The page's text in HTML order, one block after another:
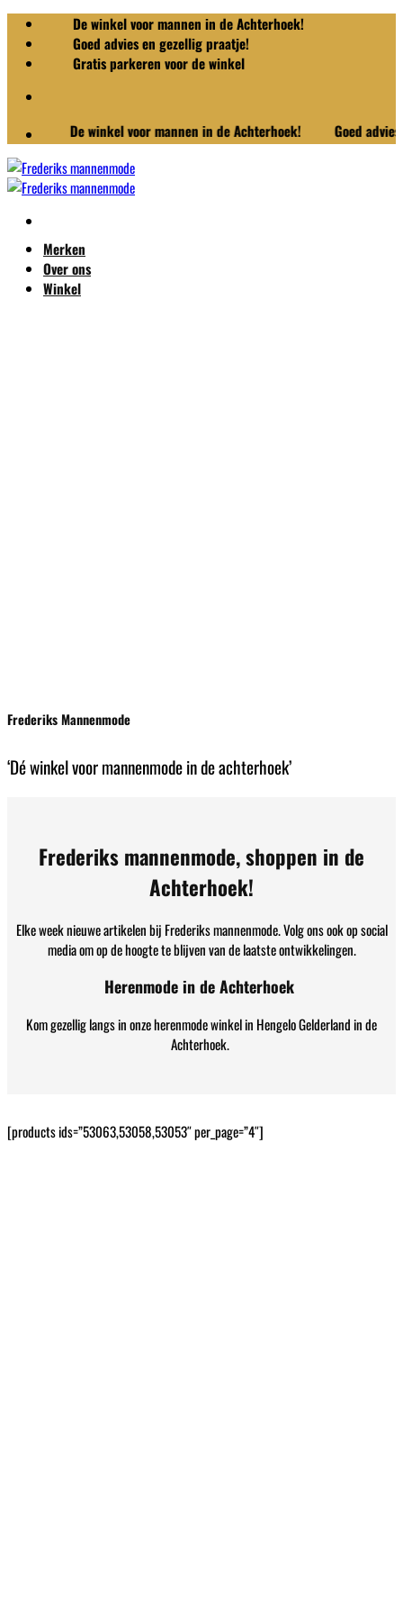
naar
inhoud
De winkel voor mannen in de Achterhoek!
Goed advies en gezellig praatje!
Gratis parkeren voor de winkel
De winkel voor mannen in de Achterhoek! Goed advies
Merken
Over ons
Winkel
Frederiks Mannenmode
‘Dé winkel voor mannenmode in de achterhoek’
Frederiks mannenmode, shoppen in de
Achterhoek!
Elke week nieuwe artikelen bij Frederiks mannenmode. Volg ons ook op social
media om op de hoogte te blijven van de laatste ontwikkelingen.
Herenmode in de Achterhoek
Kom gezellig langs in onze herenmode winkel in Hengelo Gelderland in de
Achterhoek.
[products ids=”53063,53058,53053″ per_page=”4″]